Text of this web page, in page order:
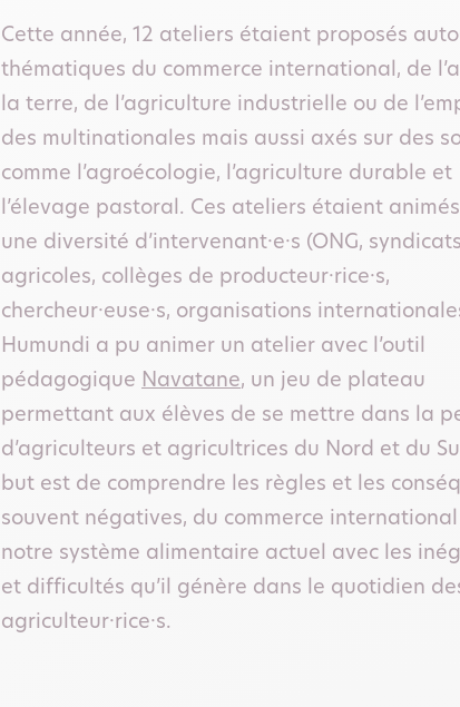
Cette année, 12 ateliers étaient proposés
thématiques du commerce international, de
la terre, de l’agriculture industrielle ou de
des multinationales mais aussi axés sur des
comme l’agroécologie, l’agriculture durable et
l’élevage pastoral. Ces ateliers étaient
une diversité d’intervenant·e·s (ONG, syndicats
agricoles, collèges de producteur·rice·s,
chercheur·euse·s, organisations
Humundi a pu animer un atelier avec l’outil
pédagogique Navatane, un jeu de plateau
permettant aux élèves de se mettre dans la
d’agriculteurs et agricultrices du Nord et du
but est de comprendre les règles et les
souvent négatives, du commerce
notre système alimentaire actuel avec les
et difficultés qu’il génère dans le quotidien
agriculteur·rice·s.